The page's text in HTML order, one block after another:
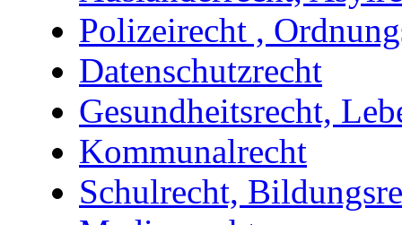
Polizeirecht ,
Datenschutzrecht
Gesundheitsrecht,
Kommunalrecht
Schulrecht,